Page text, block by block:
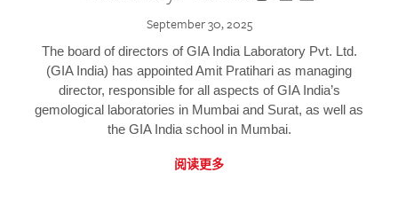
September 30, 2025
The board of directors of GIA India Laboratory Pvt. Ltd.
(GIA India) has appointed Amit Pratihari as managing
director, responsible for all aspects of GIA India’s
gemological laboratories in Mumbai and Surat, as well as
the GIA India school in Mumbai.
阅读更多